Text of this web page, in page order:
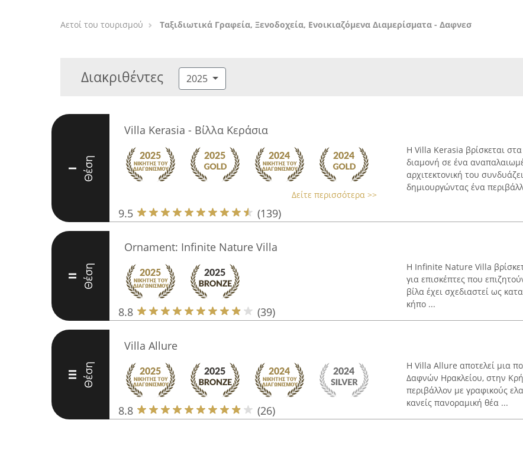
Αετοί του τουρισμού Ταξιδιωτικά Γραφεία, Ξενοδοχεία, Ενοικιαζόμενα Διαμερίσματα - Δαφνεσ
Διακριθέντες 2025
I Θέση
Villa Kerasia - Βίλλα Κεράσια
Δείτε περισσότερα >>
9.5 (139)
Η Villa Kerasia βρίσκεται
διαμονή σε ένα
αρχιτεκτονική του
δημιουργώντας ένα
II Θέση
Ornament: Infinite Nature Villa
8.8 (39)
Η Infinite Nature Villa
για επισκέπτες που
βίλα έχει σχεδιαστεί ως
κήπο ...
III Θέση
Villa Allure
8.8 (26)
Η Villa Allure αποτελεί μια
Δαφνών Ηρακλείου, στην
περιβάλλον με γραφικούς
κανείς πανοραμική θέα ...